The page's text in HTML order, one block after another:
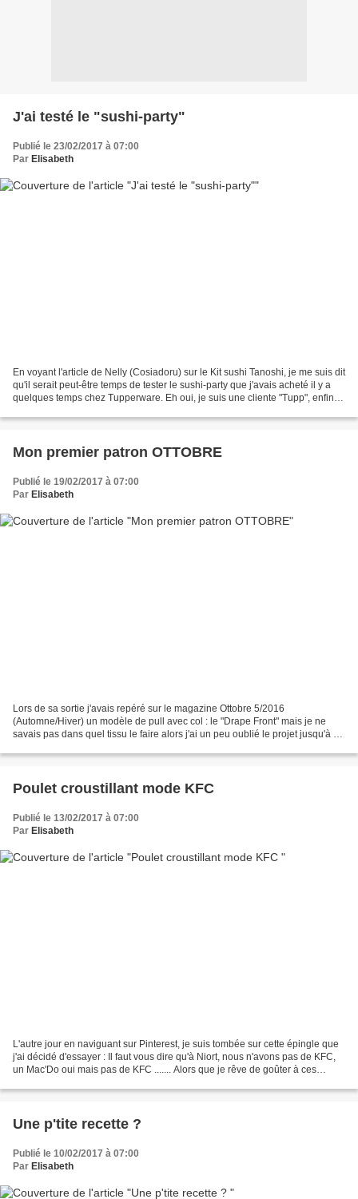
J'ai testé le "sushi-party"
Publié le 23/02/2017 à 07:00
Par Elisabeth
En voyant l'article de Nelly (Cosiadoru) sur le Kit sushi Tanoshi, je me suis dit
qu'il serait peut-être temps de tester le sushi-party que j'avais acheté il y a
quelques temps chez Tupperware. Eh oui, je suis une cliente "Tupp", enfin
Mon premier patron OTTOBRE
Publié le 19/02/2017 à 07:00
Par Elisabeth
Lors de sa sortie j'avais repéré sur le magazine Ottobre 5/2016
(Automne/Hiver) un modèle de pull avec col : le "Drape Front" mais je ne
savais pas dans quel tissu le faire alors j'ai un peu oublié le projet jusqu'à ce
Poulet croustillant mode KFC
Publié le 13/02/2017 à 07:00
Par Elisabeth
L'autre jour en naviguant sur Pinterest, je suis tombée sur cette épingle que
j'ai décidé d'essayer : Il faut vous dire qu'à Niort, nous n'avons pas de KFC,
un Mac'Do oui mais pas de KFC ....... Alors que je rêve de goûter à ces
Une p'tite recette ?
Publié le 10/02/2017 à 07:00
Par Elisabeth